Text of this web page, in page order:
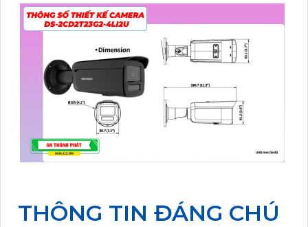
THÔNG TIN ĐÁNG CHÚ